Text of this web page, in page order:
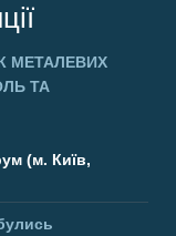
МЕТАЛЕВИХ
ТА
(м. Київ,